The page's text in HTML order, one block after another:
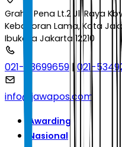
Graha Pena Lt.2 Jl. Raya
Kebayoran Lama, Kota
Ibukota Jakarta 12210
021-53699659 |021-
info@jawapos.com
Awarding
Nasional